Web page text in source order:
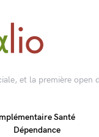
et la première open
Santé
Dépendance